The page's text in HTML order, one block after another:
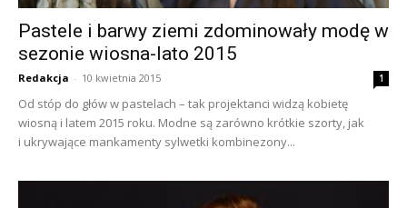
Pastele i barwy ziemi zdominowały modę w
sezonie wiosna-lato 2015
Redakcja - 10 kwietnia 2015 1
Od stóp do głów w pastelach – tak projektanci widzą kobietę
wiosną i latem 2015 roku. Modne są zarówno krótkie szorty, jak
i ukrywające mankamenty sylwetki kombinezony...